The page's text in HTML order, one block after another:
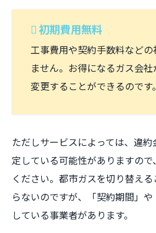
初期費用無料
工事費用や契約手数料など
ません。お得になるガス会
変更することができるのです。
ただしサービスによっては、違
定している可能性がありますの
ください。都市ガスを切り替え
らないのですが、「契約期間」
している事業者があります。